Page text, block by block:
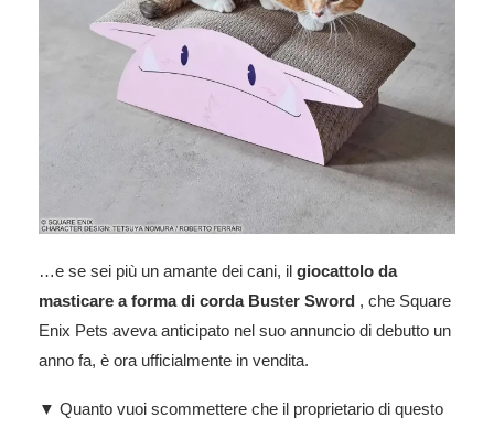
…e se sei più un amante dei cani, il giocattolo da
masticare a forma di corda Buster Sword , che Square
Enix Pets aveva anticipato nel suo annuncio di debutto un
anno fa, è ora ufficialmente in vendita.
▼ Quanto vuoi scommettere che il proprietario di questo